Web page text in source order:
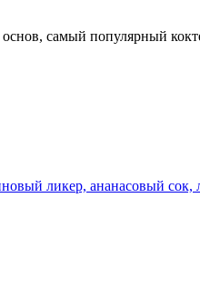
самый популярный
ликер, ананасовый